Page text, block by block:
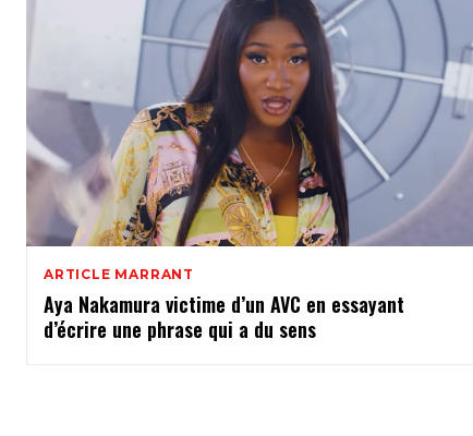
ARTICLE MARRANT
Aya Nakamura victime d’un AVC en essayant
d’écrire une phrase qui a du sens